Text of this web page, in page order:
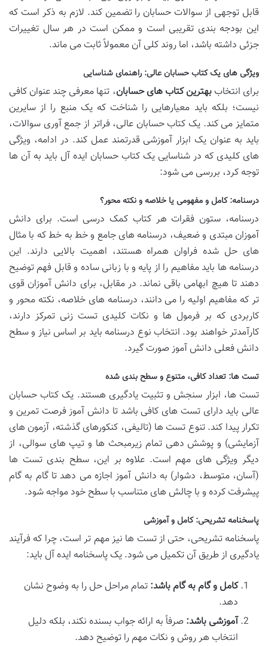
قابل توجهی از سوالات حسابان را تضمین کند. لازم به ذکر است که
این بودجه بندی تقریبی است و ممکن است در هر سال تغییرات
جزئی داشته باشد، اما روند کلی آن معمولاً ثابت می ماند.
ویژگی های یک کتاب حسابان عالی: راهنمای شناسایی
برای انتخاببهترین کتاب های حسابان، تنها معرفی چند عنوان کافی
نیست؛ بلکه باید معیارهایی را شناخت که یک منبع را از سایرین
متمایز می کند. یک کتاب حسابان عالی، فراتر از جمع آوری سوالات،
باید به عنوان یک ابزار آموزشی قدرتمند عمل کند. در ادامه، ویژگی
های کلیدی که در شناسایی یک کتاب حسابان ایده آل باید به آن ها
توجه کرد، بررسی می شود:
درسنامه: کامل و مفهومی یا خلاصه و نکته محور؟
درسنامه، ستون فقرات هر کتاب کمک درسی است. برای دانش
آموزان مبتدی و ضعیف، درسنامه های جامع و خط به خط که با مثال
های حل شده فراوان همراه هستند، اهمیت بالایی دارند. این
درسنامه ها باید مفاهیم را از پایه و با زبانی ساده و قابل فهم توضیح
دهند تا هیچ ابهامی باقی نماند. در مقابل، برای دانش آموزان قوی
تر که مفاهیم اولیه را می دانند، درسنامه های خلاصه، نکته محور و
کاربردی که بر فرمول ها و نکات کلیدی تست زنی تمرکز دارند،
کارآمدتر خواهند بود. انتخاب نوع درسنامه باید بر اساس نیاز و سطح
دانش فعلی دانش آموز صورت گیرد.
تست ها: تعداد کافی، متنوع و سطح بندی شده
تست ها، ابزار سنجش و تثبیت یادگیری هستند. یک کتاب حسابان
عالی باید دارای تست های کافی باشد تا دانش آموز فرصت تمرین و
تکرار پیدا کند. تنوع تست ها (تالیفی، کنکورهای گذشته، آزمون های
آزمایشی) و پوشش دهی تمام زیرمبحث ها و تیپ های سوالی، از
دیگر ویژگی های مهم است. علاوه بر این، سطح بندی تست ها
(آسان، متوسط، دشوار) به دانش آموز اجازه می دهد تا گام به گام
پیشرفت کرده و با چالش های متناسب با سطح خود مواجه شود.
پاسخنامه تشریحی: کامل و آموزشی
پاسخنامه تشریحی، حتی از تست ها نیز مهم تر است، چرا که فرآیند
یادگیری از طریق آن تکمیل می شود. یک پاسخنامه ایده آل باید:
کامل و گام به گام باشد: تمام مراحل حل را به وضوح نشان
دهد.
آموزشی باشد: صرفاً به ارائه جواب بسنده نکند، بلکه دلیل
انتخاب هر روش و نکات مهم را توضیح دهد.